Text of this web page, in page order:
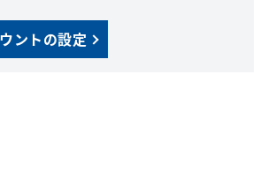
ントの設定